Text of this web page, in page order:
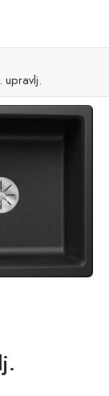
upravlj.